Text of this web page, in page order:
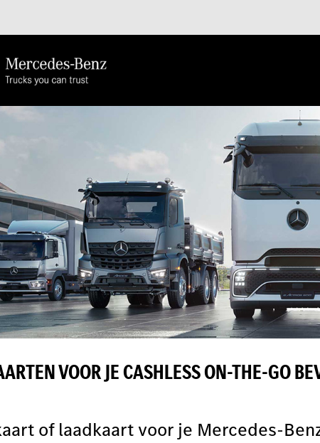
VOOR JE CASHLESS ON-THE-GO
of laadkaart voor je Mercedes-